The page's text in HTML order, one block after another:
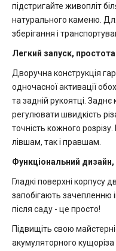
підстригайте живопліт
натурального каменю.
зберігання і
Легкий запуск, простота
Дворучна конструкція
одночасної активації
та задній рукоятці.
регулювати швидкість
точність кожного
лівшам, так і правшам.
Функціональний дизайн,
Гладкі поверхні корпусу
запобігають зачепленню
після саду - це просто!
Підвищіть свою
акумуляторного кущоріза